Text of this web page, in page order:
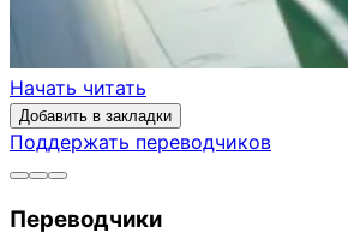
Начать читать
Добавить в закладки
Поддержать переводчиков
Переводчики